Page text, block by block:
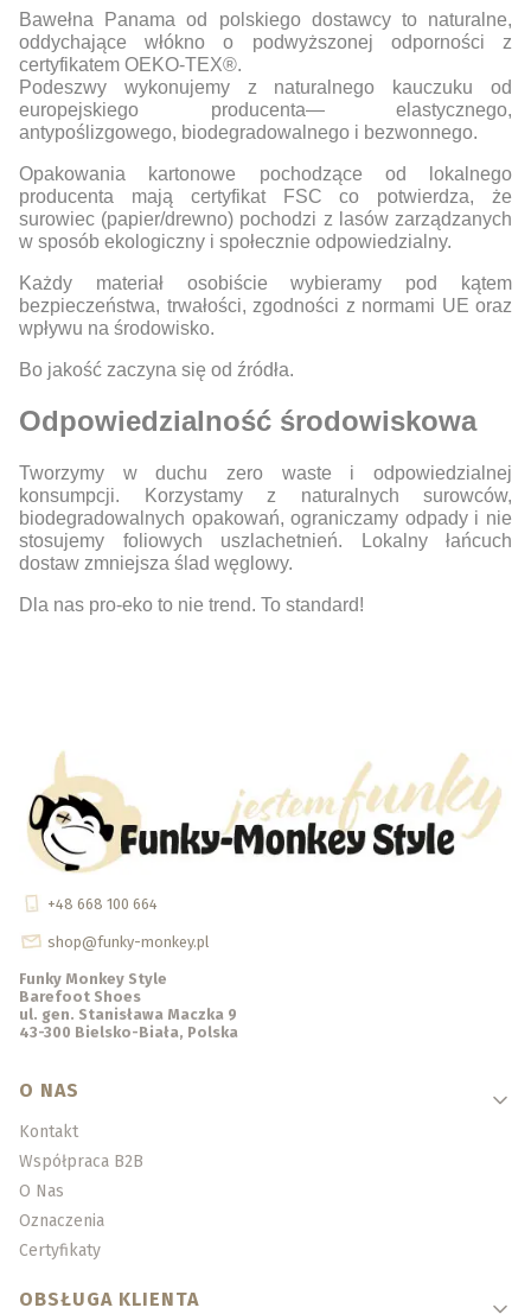
Bawełna Panama od polskiego dostawcy to naturalne,
oddychające włókno o podwyższonej odporności z
certyfikatem OEKO-TEX®.
Podeszwy wykonujemy z naturalnego kauczuku od
europejskiego producenta— elastycznego,
antypoślizgowego, biodegradowalnego i bezwonnego.
Opakowania kartonowe pochodzące od lokalnego
producenta mają certyfikat FSC co potwierdza, że
surowiec (papier/drewno) pochodzi z lasów zarządzanych
w sposób ekologiczny i społecznie odpowiedzialny.
Każdy materiał osobiście wybieramy pod kątem
bezpieczeństwa, trwałości, zgodności z normami UE oraz
wpływu na środowisko.
Bo jakość zaczyna się od źródła.
Odpowiedzialność środowiskowa
Tworzymy w duchu zero waste i odpowiedzialnej
konsumpcji. Korzystamy z naturalnych surowców,
biodegradowalnych opakowań, ograniczamy odpady i nie
stosujemy foliowych uszlachetnień. Lokalny łańcuch
dostaw zmniejsza ślad węglowy.
Dla nas pro-eko to nie trend. To standard!
+48 668 100 664
shop@funky-monkey.pl
Funky Monkey Style
Barefoot Shoes
ul. gen. Stanisława Maczka 9
43-300 Bielsko-Biała, Polska
Linki w stopce
O NAS
Kontakt
Współpraca B2B
O Nas
Oznaczenia
Certyfikaty
OBSŁUGA KLIENTA